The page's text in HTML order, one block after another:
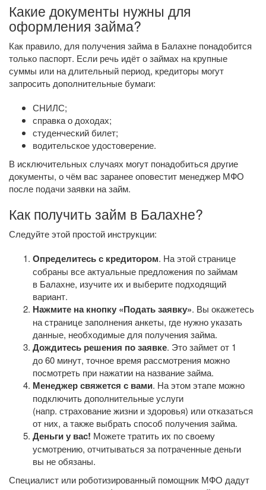
Какие документы нужны для
оформления займа?
Как правило, для получения займа в Балахне понадобится
только паспорт. Если речь идёт о займах на крупные
суммы или на длительный период, кредиторы могут
запросить дополнительные бумаги:
СНИЛС;
справка о доходах;
студенческий билет;
водительское удостоверение.
В исключительных случаях могут понадобиться другие
документы, о чём вас заранее оповестит менеджер МФО
после подачи заявки на займ.
Как получить займ в Балахне?
Следуйте этой простой инструкции:
Определитесь с кредитором. На этой странице
собраны все актуальные предложения по займам
в Балахне, изучите их и выберите подходящий
вариант.
Нажмите на кнопку «Подать заявку». Вы окажетесь
на странице заполнения анкеты, где нужно указать
данные, необходимые для получения займа.
Дождитесь решения по заявке. Это займет от 1
до 60 минут, точное время рассмотрения можно
посмотреть при нажатии на название займа.
Менеджер свяжется с вами. На этом этапе можно
подключить дополнительные услуги
(напр. страхование жизни и здоровья) или отказаться
от них, а также выбрать способ получения займа.
Деньги у вас! Можете тратить их по своему
усмотрению, отчитываться за потраченные деньги
вы не обязаны.
Специалист или роботизированный помощник МФО дадут